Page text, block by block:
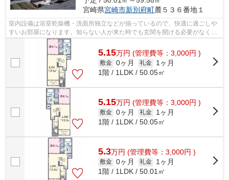
宮崎県宮崎市新別府町麓５３６番地１
室内設備は浴室乾燥機・洗面所独立などが揃っているので、快適に過ごしや
すいお部屋になります。知らない人が来た時でも玄関を開ける必要がなくな
るモニター付きインターホンが付いて...
5.15万円 (管理費等：3,000円 )
敷金 0ヶ月 礼金
1ヶ月
1階 / 1LDK / 50.05㎡
5.15万円 (管理費等：3,000円 )
敷金 0ヶ月 礼金
1ヶ月
1階 / 1LDK / 50.05㎡
5.3万円 (管理費等：3,000円 )
敷金 0ヶ月 礼金
1ヶ月
1階 / 1LDK / 50.01㎡